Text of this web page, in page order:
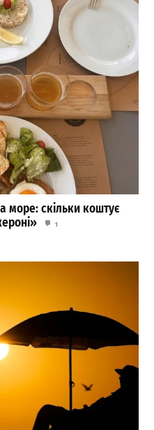
море: скільки коштує
1